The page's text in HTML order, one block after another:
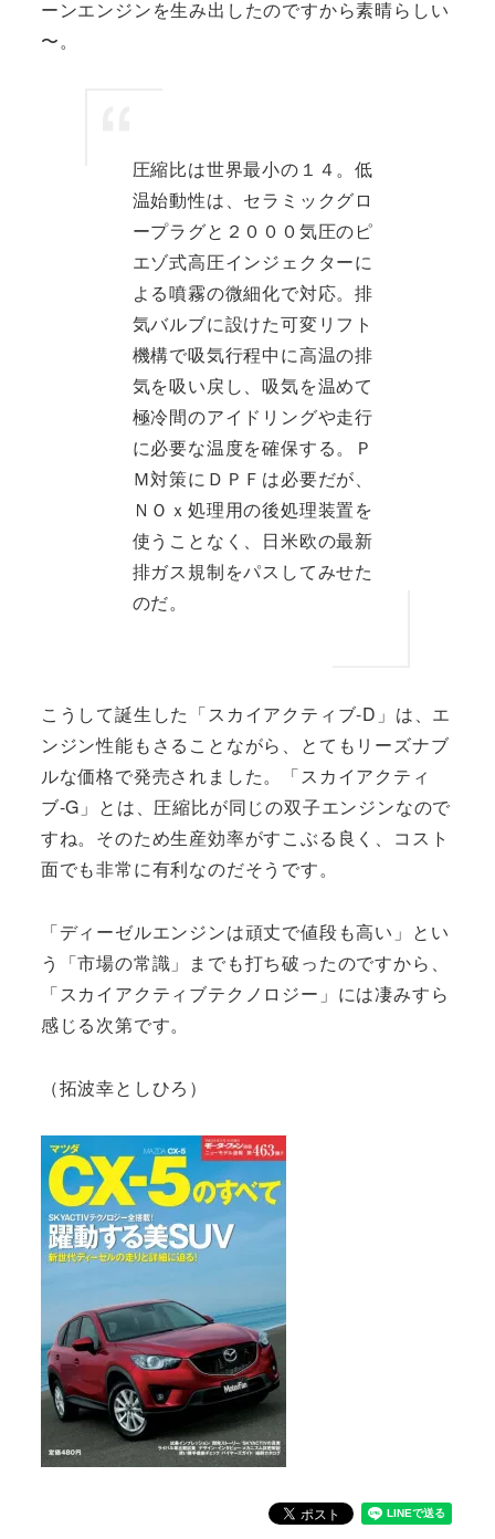
ーンエンジンを生み出したのですから素晴らしい
〜。
圧縮比は世界最小の１４。低
温始動性は、セラミックグロ
ープラグと２０００気圧のピ
エゾ式高圧インジェクターに
よる噴霧の微細化で対応。排
気バルブに設けた可変リフト
機構で吸気行程中に高温の排
気を吸い戻し、吸気を温めて
極冷間のアイドリングや走行
に必要な温度を確保する。Ｐ
Ｍ対策にＤＰＦは必要だが、
ＮＯｘ処理用の後処理装置を
使うことなく、日米欧の最新
排ガス規制をパスしてみせた
のだ。
こうして誕生した「スカイアクティブ-D」は、エ
ンジン性能もさることながら、とてもリーズナブ
ルな価格で発売されました。「スカイアクティ
ブ-G」とは、圧縮比が同じの双子エンジンなので
すね。そのため生産効率がすこぶる良く、コスト
面でも非常に有利なのだそうです。
「ディーゼルエンジンは頑丈で値段も高い」とい
う「市場の常識」までも打ち破ったのですから、
「スカイアクティブテクノロジー」には凄みすら
感じる次第です。
（拓波幸としひろ）